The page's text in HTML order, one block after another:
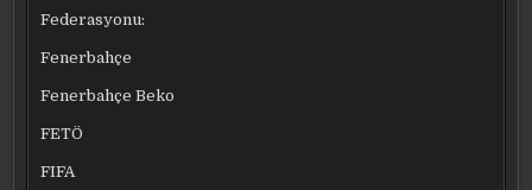
Federasyonu:
Fenerbahçe
Fenerbahçe Beko
FETÖ
FIFA